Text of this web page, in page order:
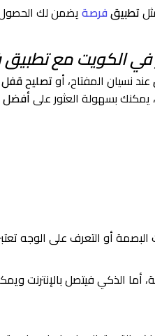
تطبيقفرصةيضمن لك الحصول
في الكويت مع
عند نسيان المفتاح، أوتصليح قفل
، يمكنك بسهولة العثور علىأفضل
أو التعرف على الوجه
أما الذكي فيتصل بالإنترنت